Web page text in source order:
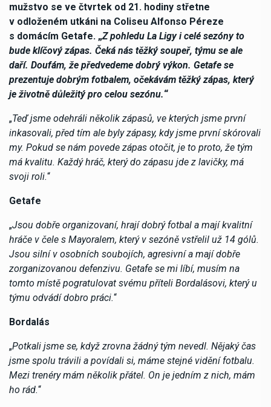
mužstvo se ve čtvrtek od 21. hodiny střetne
v odloženém utkáni na Coliseu Alfonso Péreze
s domácím Getafe. „Z pohledu La Ligy i celé sezóny to
bude klíčový zápas. Čeká nás těžký soupeř, týmu se ale
daří. Doufám, že předvedeme dobrý výkon. Getafe se
prezentuje dobrým fotbalem, očekávám těžký zápas, který
je životně důležitý pro celou sezónu.“
„Teď jsme odehráli několik zápasů, ve kterých jsme první
inkasovali, před tím ale byly zápasy, kdy jsme první skórovali
my. Pokud se nám povede zápas otočit, je to proto, že tým
má kvalitu. Každý hráč, který do zápasu jde z lavičky, má
svoji roli.“
Getafe
„Jsou dobře organizovaní, hrají dobrý fotbal a mají kvalitní
hráče v čele s Mayoralem, který v sezóně vstřelil už 14 gólů.
Jsou silní v osobních soubojích, agresivní a mají dobře
zorganizovanou defenzivu. Getafe se mi líbí, musím na
tomto místě pogratulovat svému příteli Bordalásovi, který u
týmu odvádí dobro práci.“
Bordalás
„Potkali jsme se, když zrovna žádný tým nevedl. Nějaký čas
jsme spolu trávili a povídali si, máme stejné vidění fotbalu.
Mezi trenéry mám několik přátel. On je jedním z nich, mám
ho rád.“